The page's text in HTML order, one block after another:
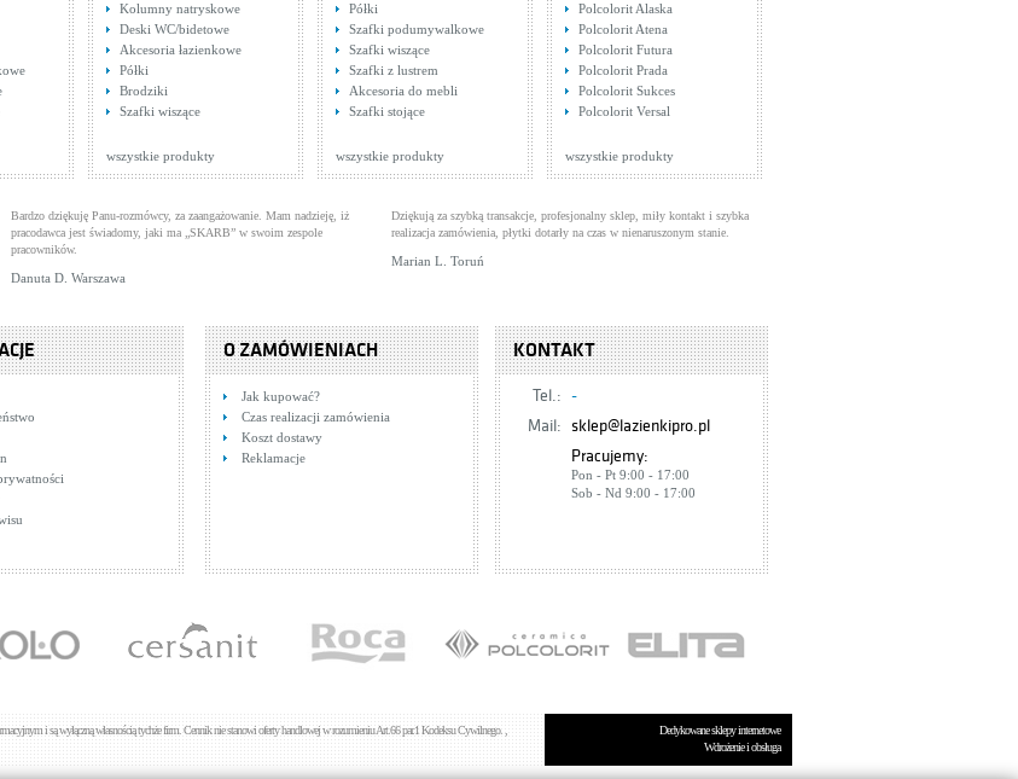
Kolumny natryskowe
Deski WC/bidetowe
Akcesoria łazienkowe
Półki
Brodziki
Szafki wiszące
wszystkie produkty
Półki
Szafki podumywalkowe
Szafki wiszące
Szafki z lustrem
Akcesoria do mebli
Szafki stojące
wszystkie produkty
Polcolorit Alaska
Polcolorit Atena
Polcolorit Futura
Polcolorit Prada
Polcolorit Sukces
Polcolorit Versal
wszystkie produkty
Bardzo dziękuję Panu-rozmówcy, za zaangażowanie. Mam nadzieję, iż
pracodawca jest świadomy, jaki ma „SKARB” w swoim zespole
pracowników.
Danuta D. Warszawa
Dziękują za szybką transakcje, profesjonalny sklep, miły kontakt i szybka
realizacja zamówienia, płytki dotarły na czas w nienaruszonym stanie.
Marian L. Toruń
O ZAMÓWIENIACH
Jak kupować?
Czas realizacji zamówienia
Koszt dostawy
Reklamacje
KONTAKT
Tel.: -
Mail:
sklep@lazienkipro.pl
Pracujemy:
Pon - Pt 9:00 - 17:00
Sob - Nd 9:00 - 17:00
i są wyłączną własnością tychże firm. Cennik nie stanowi oferty handlowej w rozumieniu Art.66 par.1 Kodeksu Cywilnego. ,
Dedykowane sklepy internetowe
Wdrożenie i obsługa